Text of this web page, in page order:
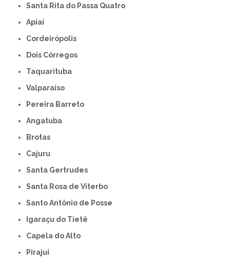
Santa Rita do Passa Quatro
Apiaí
Cordeirópolis
Dois Córregos
Taquarituba
Valparaíso
Pereira Barreto
Angatuba
Brotas
Cajuru
Santa Gertrudes
Santa Rosa de Viterbo
Santo Antônio de Posse
Igaraçu do Tietê
Capela do Alto
Pirajuí